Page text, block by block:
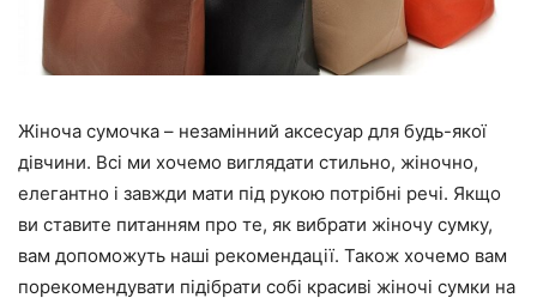
Жіноча сумочка – незамінний аксесуар для будь-якої
дівчини. Всі ми хочемо виглядати стильно, жіночно,
елегантно і завжди мати під рукою потрібні речі. Якщо
ви ставите питанням про те, як вибрати жіночу сумку,
вам допоможуть наші рекомендації. Також хочемо вам
порекомендувати підібрати собі красиві жіночі сумки на